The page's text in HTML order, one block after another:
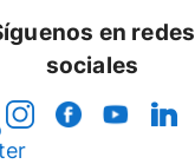
en redes
sociales